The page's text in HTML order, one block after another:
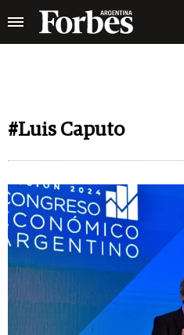
#Luis Caputo